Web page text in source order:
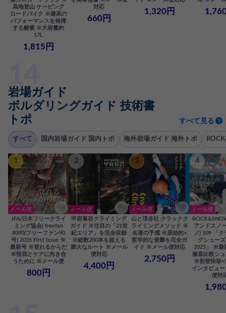
高地登山 ケービング
ロードバイク ※最高の
パフォーマンスを発揮
する酸素 ※大容量約
17L
1,815円
対応
660円
1,320円
岩場ガイド
ボルダリングガイド 技術書
トポ
すべて見る
すべて 国内岩場ガイド 国内トポ 海外岩場ガイド 海外トポ
1
メール便
JFA(日本フリークライ
ミング協会) freefan
#090(フリーファン90
号) 2026 First Issue ※
最新号 ※登れるからだ
※怪我とケアに向き合
うために ※メール便
800円
2
メール便
甲府幕岩クライミング
ガイド ※注目の「21世
紀エリア」を完全収録
※総数200本を超える
膨大なルート ※メール
便対応
4,400円
3
メール便
山と渓谷社 クラックク
ライミングメソッド ※
名著の予感 ※原始的×
哲学的な登攀を完全ガ
イド ※メール便対応
2,750円
4
メール便
アンドスノ
ノ) 109 「ク
グシュー
2025」 ※最
徹底比較シ
※初登快挙×
インタビュ
便対